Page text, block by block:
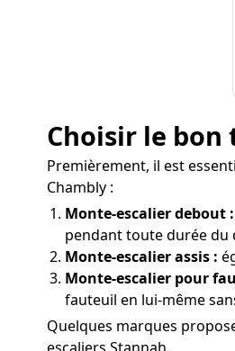
Choisir le bon
Premièrement, il est
Chambly :
Monte-escalier debout :
pendant toute durée du
Monte-escalier assis :
Monte-escalier pour
fauteuil en lui-même
Quelques marques